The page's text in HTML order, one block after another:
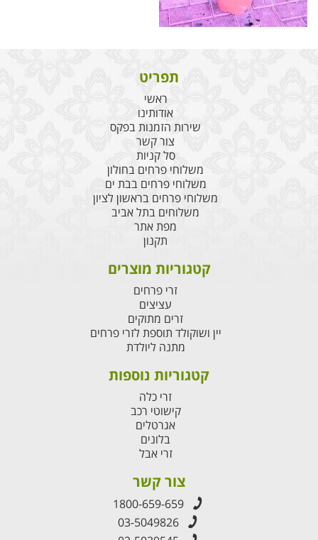
תפריט
ראשי
אודותינו
שירות הזמנות בפקס
צור קשר
סל קניות
משלוחי פרחים בחולון
משלוחי פרחים בבת ים
משלוחי פרחים בראשון לציון
משלוחים בתל אביב
מפת אתר
תקנון
קטגוריות מוצרים
זרי פרחים
עציצים
זרים מתוקים
יין ושוקולד תוספת לזרי פרחים
מתנה ליולדת
קטגוריות נוספות
זרי כלה
קישוטי רכב
אגרטלים
בלונים
זרי אבל
צור קשר
1800-659-659
03-5049826